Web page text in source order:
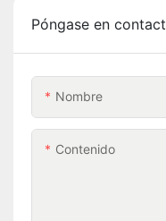
Póngase en
Nombre
Contenido